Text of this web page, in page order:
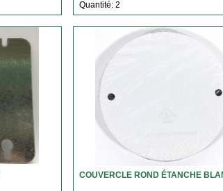
Quantité: 2
COUVERCLE ROND ÉTANCHE